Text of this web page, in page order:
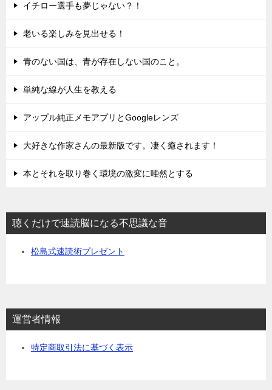
イチロー選手も夢じゃない？！
老いる楽しみを見出せる！
青のない国は、青が存在しない国のこと。
単純な線が人生を教える
アップル純正メモアプリとGoogleレンズ
大好きな作家さんの最新版です。凄く癒されます！
本とそれを取り巻く環境の激変に唖然とする
聴くだけで速読脳になる不思議な音
松島式速読術プレゼント
運営者情報
特定商取引法に基づく表示